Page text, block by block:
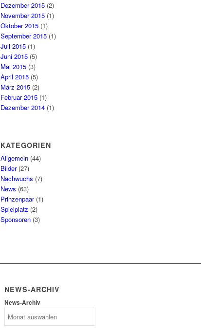
Dezember 2015 (2)
November 2015 (1)
Oktober 2015 (1)
September 2015 (1)
Juli 2015 (1)
Juni 2015 (5)
Mai 2015 (3)
April 2015 (5)
März 2015 (2)
Februar 2015 (1)
Dezember 2014 (1)
KATEGORIEN
Allgemein (44)
Bilder(27)
Nachwuchs (7)
News (63)
Prinzenpaar(1)
Spielplatz (2)
Sponsoren (3)
NEWS-ARCHIV
News-Archiv